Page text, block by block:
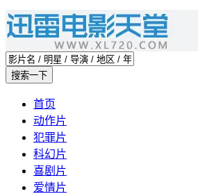
首页
动作片
犯罪片
科幻片
喜剧片
爱情片